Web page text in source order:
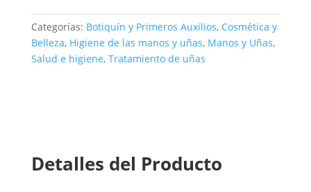
Categorías: Botiquín y Primeros Auxilios, Cosmética y
Belleza, Higiene de las manos y uñas, Manos y Uñas,
Salud e higiene, Tratamiento de uñas
Detalles del Producto